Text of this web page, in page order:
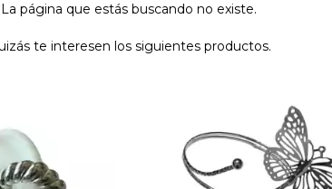
La página que estás buscando no existe.
te interesen los siguientes productos.